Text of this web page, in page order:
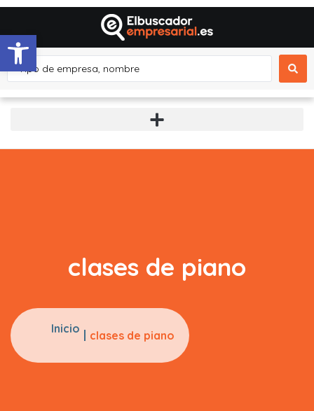
Abrir barra de herramientas
clases de piano
Inicio clases de piano